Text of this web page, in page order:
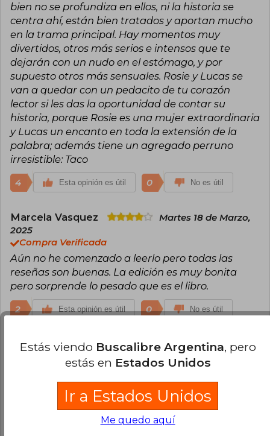
bien no se profundiza en ellos, ni la historia se
centra ahí, están bien tratados y aportan mucho
en la trama principal. Hay momentos muy
divertidos, otros más serios e intensos que te
dejarán con un nudo en el estómago, y por
supuesto otros más sensuales. Rosie y Lucas se
van a quedar con un pedacito de tu corazón
lector si les das la oportunidad de contar su
historia, porque Rosie es una mujer extraordinaria
y Lucas un encanto en toda la extensión de la
palabra; además tiene un agregado perruno
irresistible: Taco
4 Esta opinión es útil 0 No es útil
Marcela Vasquez
Martes 18 de Marzo,
2025
Compra Verificada
Aún no he comenzado a leerlo pero todas las
reseñas son buenas. La edición es muy bonita
pero sorprende lo pesado que es el libro.
2 Esta opinión es útil 0 No es útil
Valentina Albornoz
Domingo 26 de
Noviembre, 2023
Compra Verificada
Muy bueno.
Esta opinión es útil 0 No es útil
Estás viendo Buscalibre Argentina, pero
estás en Estados Unidos
Ir a Estados Unidos
Me quedo aquí